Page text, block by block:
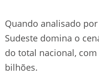
Quando analisado
Sudeste domina o
do total nacional,
bilhões.